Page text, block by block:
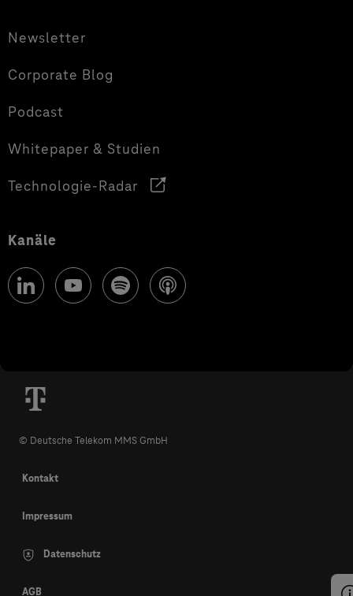
Newsletter
Corporate Blog
Podcast
Whitepaper & Studien
Technologie-Radar
Kanäle
© Deutsche Telekom MMS GmbH
Kontakt
Impressum
Datenschutz
AGB